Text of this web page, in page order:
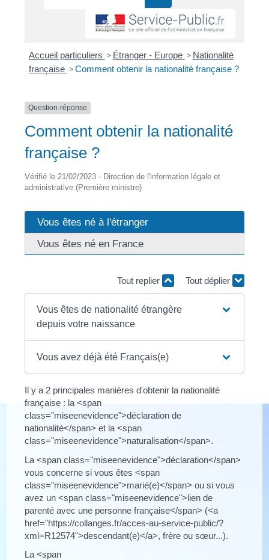
Accueil particuliers > Étranger - Europe > Nationalité
française >Comment obtenir la nationalité française ?
Question-réponse
Comment obtenir la nationalité
française ?
Vérifié le 21/02/2023 - Direction de l'information légale et
administrative (Première ministre)
Vous êtes né à l'étranger
Vous êtes né en France
Tout replier Tout déplier
Vous êtes de nationalité étrangère
depuis votre naissance
Vous avez déjà été Français(e)
Il y a 2 principales manières d'obtenir la nationalité
française : la <span
class="miseenevidence">déclaration de
nationalité</span> et la <span
class="miseenevidence">naturalisation</span>.
La <span class="miseenevidence">déclaration</span>
vous concerne si vous êtes <span
class="miseenevidence">marié(e)</span> ou si vous
avez un <span class="miseenevidence">lien de
parenté avec une personne française</span> (<a
href="https://collanges.fr/acces-au-service-public/?
xml=R12574">descendant(e)</a>, frère ou sœur...).
La <span